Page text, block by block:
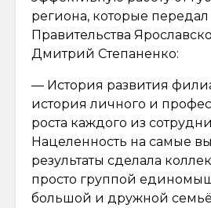
региона, которые
Правительства
Дмитрий Степаненко:
— История развития
история личного и
роста каждого из
Нацеленность на самые
результаты сделала
просто группой
большой и дружной